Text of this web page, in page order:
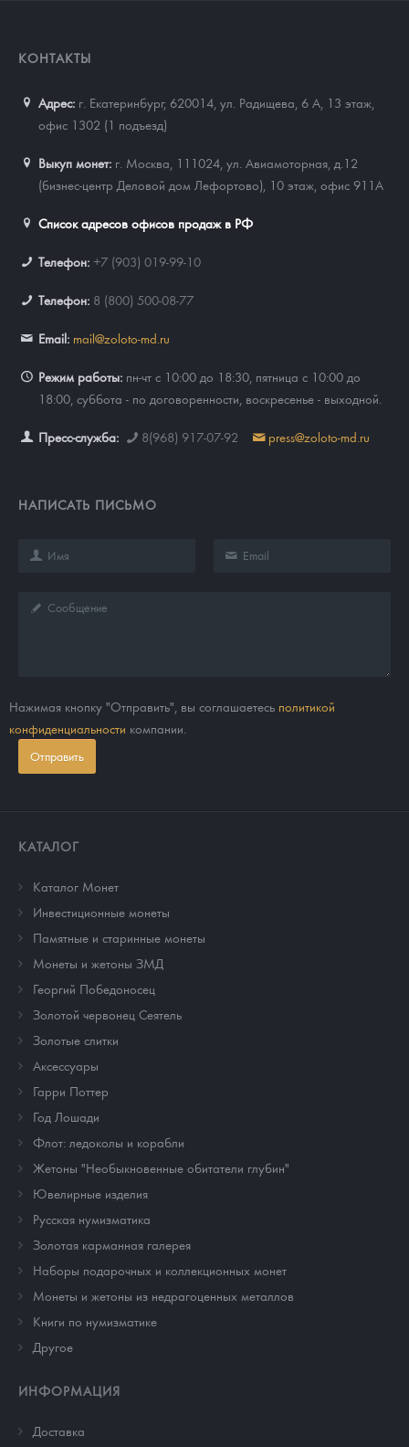
КОНТАКТЫ
Адрес: г. Екатеринбург, 620014 ул. Радищева, 6 А, 13 этаж,
офис 1302 (1 подъезд)
Выкуп монет: г. Москва, 111024, ул. Авиамоторная, д.12
(бизнес-центр Деловой дом Лефортово), 10 этаж, офис 911А
Список адресов офисов продаж в РФ
Телефон: +7 (903) 019-99-10
Телефон: 8 (800) 500-08-77
Email: mail@zoloto-md.ru
Режим работы: пн-чт с 10:00 до 18:30, пятница с 10:00 до
18:00, суббота - по договоренности, воскресенье - выходной.
Пресс-служба: 8(968) 917-07-92 press@zoloto-md.ru
НАПИСАТЬ ПИСЬМО
Нажимая кнопку "Отправить", вы соглашаетесь политикой
конфиденциальности компании.
Отправить
КАТАЛОГ
Каталог Монет
Инвестиционные монеты
Памятные и старинные монеты
Монеты и жетоны ЗМД
Георгий Победоносец
Золотой червонец Сеятель
Золотые слитки
Аксессуары
Гарри Поттер
Год Лошади
Флот: ледоколы и корабли
Жетоны "Необыкновенные обитатели глубин"
Ювелирные изделия
Русская нумизматика
Золотая карманная галерея
Наборы подарочных и коллекционных монет
Монеты и жетоны из недрагоценных металлов
Книги по нумизматике
Другое
ИНФОРМАЦИЯ
Доставка